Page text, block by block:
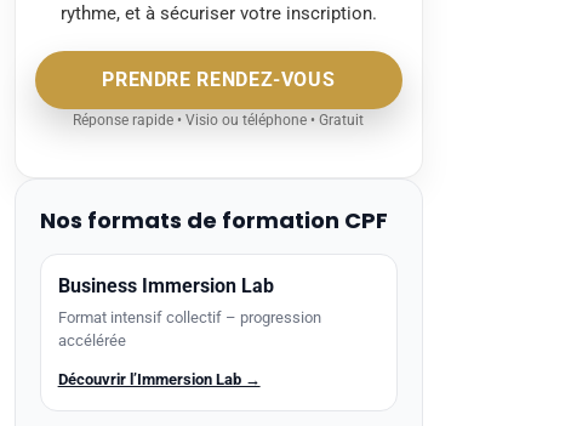
rythme, et à sécuriser votre inscription.
PRENDRE RENDEZ-VOUS
Réponse rapide • Visio ou téléphone • Gratuit
Nos formats de formation CPF
Business Immersion Lab
Format intensif collectif – progression
accélérée
Découvrir l’Immersion Lab →